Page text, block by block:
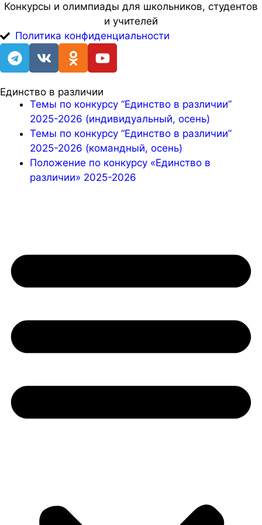
Конкурсы и олимпиады для школьников, студентов
и учителей
Политика конфиденциальности
Единство в различии
Темы по конкурсу “Единство в различии”
2025-2026 (индивидуальный, осень)
Темы по конкурсу “Единство в различии”
2025-2026 (командный, осень)
Положение по конкурсу «Единство в
различии» 2025-2026